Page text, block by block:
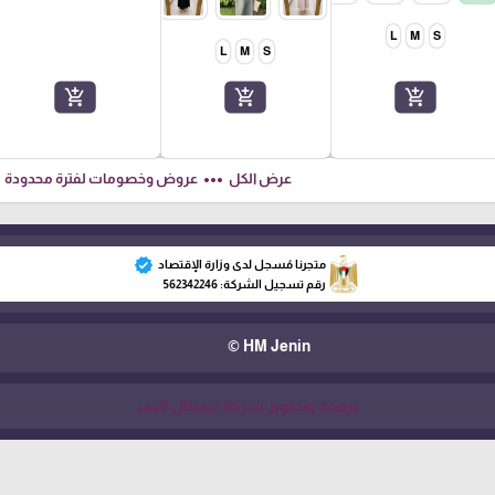
S
M
L
add_shopping_cart
S
M
L
add_shopping_cart
add_shopping_cart
عرض الكل more_horiz عروض وخصومات لفترة محدودة
متجرنا مُسجل لدى وزارة الإقتصاد verified
رقم تسجيل الشركة: 562342246
HM Jenin ©
برمجة وتطوير شركة ديجيتال لايف